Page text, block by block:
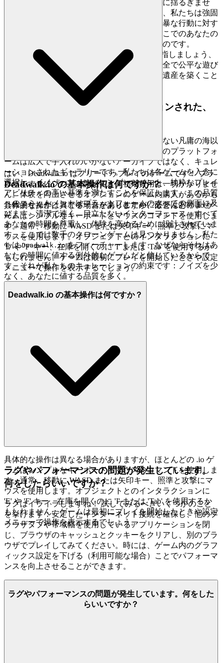
で公平で敬意ある環境を作成するための献身に揺るぎませ
ん。あなたの安心が最優先です。だからこそ、私たちは強固
なデータプライバシーを推進し、チートと乱暴な行動に対す
るゼロトレランスポリシーを施行します。ここでのあなたの
成果は獲得され、祝われ、本当にあなたのものです。
Deadwalk.ioのリーダーボードのトップを目指しましょう、
それは真のスキルのテストです。私たちは安全で公平な遊び
場を構築します、ですからあなたはあなたの遺産を築くこと
に集中できます。
4. プレイヤーへの敬意：キュレーションされた、
私たちは、あなたの知性と識別力が終わりのない凡庸の海以
上のものを値すると認識しています。私たちのプラットフォ
ームは広大で手入れのいかないアーカイブではなく、キュレ
ーションされたギャラリーです。私たちは各ゲームを入念に
選択し、イノベーション、エンゲージメント、純粋なプレイ
アビリティの高い基準を満たすことを保証します。この品質
へのコミットメントはプラットフォームのすべての側面に及
びます – 清潔で速く、目立たないインターフェース – すべて
あなたの時間を尊重し、体験を高めるために設計されていま
す。ここでは数千のクローンゲームは見つかりません。私た
ちはDeadwalk.ioをフィーチャーします、なぜならそれはあ
なたの時間に値する例外的なゲームだと信じているからで
す。それが私たちのキュレーションの約束です：ノイズを少
なく、あなたに値する品質を多く。
はい、Deadwalk.io はフリートゥプレイのゲームです！ ブラ
ウザですぐにプレイを開始でき、初期費用は一切かかりませ
ん。体験を向上させるオプションのゲーム内購入があるかも
しれませんが、コアゲームを楽しむために必要はありませ
ん。
Deadwalk.io の基本操作は何ですか？
具体的な操作は異なる場合がありますが、ほとんどの .io ゲ
ームはシンプルなキーボードとマウスのコマンドを使用しま
す。通常、移動に WASD または矢印キー、照準と攻撃にマ
ウスを使用します。オブジェクトとのインタラクションに
'E' や 'F' キー、在庫を開くのに 'I' または 'Tab' を使用するか
もしれません。ゲームは最初にプレイを開始したときや設定
メニューで操作を表示するでしょう。
Deadwalk.io の基本操作は何ですか？
具体的な操作は異なる場合がありますが、ほとんどの .io ゲ
ームはシンプルなキーボードとマウスのコマンドを使用しま
す。通常、移動に WASD または矢印キー、照準と攻撃にマ
ウスを使用します。オブジェクトとのインタラクションに
'E' や 'F' キー、在庫を開くのに 'I' または 'Tab' を使用するか
もしれません。ゲームは最初にプレイを開始したときや設定
メニューで操作を表示するでしょう。
ラグやパフォーマンスの問題が発生しています。
何をしたらいいですか？
ラグはイライラしますね！ 試してみるべきいくつかのこと
を挙げます：安定したインターネット接続を確保し、他のブ
ラウザタブや帯域幅を使用しているアプリケーションを閉
じ、ブラウザのキャッシュとクッキーをクリアし、別のブラ
ウザでプレイしてみてください。時には、ゲーム内のグラフ
ィックス設定を下げる（利用可能な場合）ことでパフォーマ
ンスを向上させることができます。
ラグやパフォーマンスの問題が発生しています。何をした
らいいですか？